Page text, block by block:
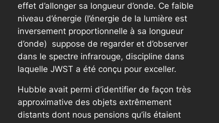
effet d’allonger sa longueur d’onde. Ce faible
niveau d’énergie (l’énergie de la lumière est
inversement proportionnelle à sa longueur
d’onde) suppose de regarder et d’observer
dans le spectre infrarouge, discipline dans
laquelle JWST a été conçu pour exceller.
Hubble avait permi d’identifier de façon très
approximative des objets extrêmement
distants dont nous pensions qu’ils étaient